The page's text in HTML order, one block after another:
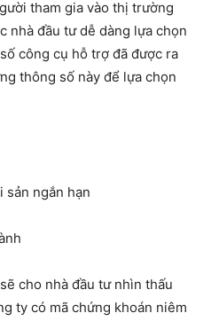
tham gia vào thị trường
nhà đầu tư dễ dàng lựa chọn
công cụ hỗ trợ đã được ra
thông số này để lựa chọn
sản ngắn hạn
cho nhà đầu tư nhìn thấu
ty có mã chứng khoán niêm